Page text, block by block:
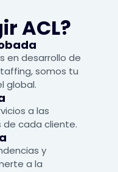
ACL?
en desarrollo de
somos tu
global.
a las
cada cliente.
y
a la